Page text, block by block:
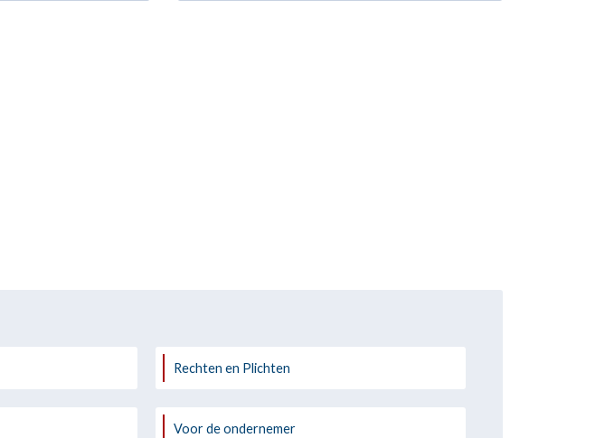
Rechten en Plichten
Voor de ondernemer